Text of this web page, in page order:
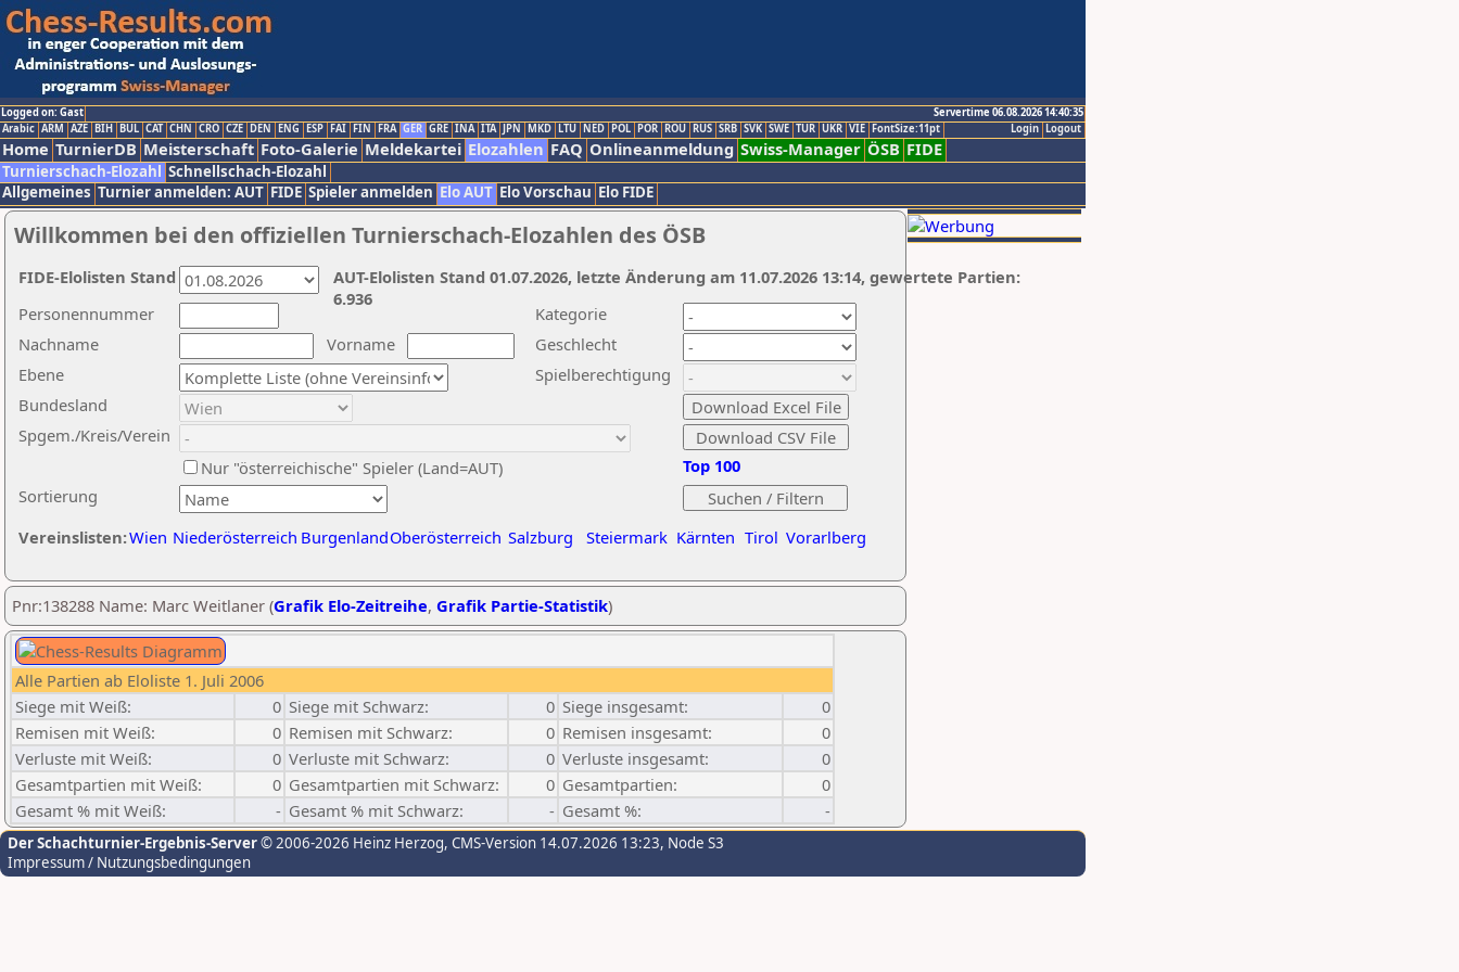
Logged on: Gast
Servertime 06.08.2026 14:40:35
Logout
Login
Arabic ARM AZE BIH BUL CAT CHN CRO CZE DEN ENG ESP FAI FIN FRA GER GRE INA ITA JPN MKD LTU NED POL POR ROU RUS SRB SVK SWE TUR UKR VIE FontSize:11pt
Home TurnierDB Meisterschaft Foto-Galerie Meldekartei Elozahlen FAQ Onlineanmeldung Swiss-Manager ÖSB FIDE
Turnierschach-Elozahl Schnellschach-Elozahl
Allgemeines Turnier anmelden: AUT FIDE Spieler anmelden Elo AUT Elo Vorschau Elo FIDE
Willkommen bei den offiziellen Turnierschach-Elozahlen des ÖSB
Nachname
Vorname
Ebene
Kategorie
Sortierung
Personennummer
Bundesland
Spgem./Kreis/Verein
Geschlecht
Nur "österreichische" Spieler (Land=AUT)
Spielberechtigung
Vereinslisten:Wien Niederösterreich BurgenlandOberösterreich Salzburg Steiermark Kärnten Tirol Vorarlberg
Top 100
AUT-Elolisten Stand 01.07.2026, letzte Änderung am 11.07.2026 13:14, gewertete Partien:
6.936
FIDE-Elolisten Stand
Pnr:138288 Name: Marc Weitlaner (Grafik Elo-Zeitreihe, Grafik Partie-Statistik)
Alle Partien ab Eloliste 1. Juli 2006
Siege mit Weiß:
0 Siege mit Schwarz: 0 Siege insgesamt:
0
Remisen mit Weiß:
0 Remisen mit Schwarz: 0 Remisen insgesamt:
0
Verluste mit Weiß:
0 Verluste mit Schwarz: 0 Verluste insgesamt:
0
Gesamtpartien mit Weiß:
0 Gesamtpartien mit Schwarz: 0 Gesamtpartien:
0
Gesamt % mit Weiß:
- Gesamt % mit Schwarz: - Gesamt %: -
Der Schachturnier-Ergebnis-Server© 2006-2026 Heinz Herzog, CMS-Version 14.07.2026 13:23, Node S3
Impressum / Nutzungsbedingungen